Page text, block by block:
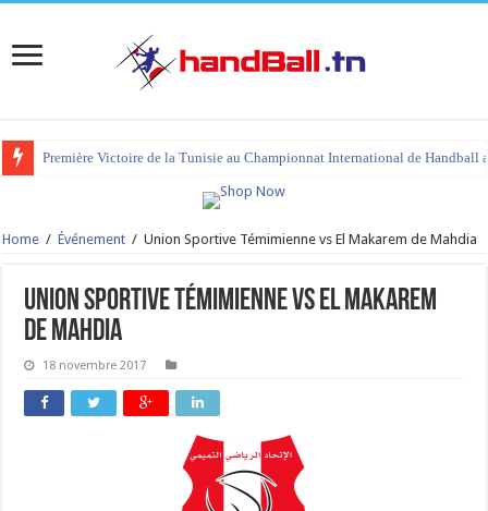
Première Victoire de la Tunisie au Championnat International de Handball
Home / Événement / Union Sportive Témimienne vs El Makarem de Mahdia
Union Sportive Témimienne vs El Makarem
de Mahdia
18 novembre 2017